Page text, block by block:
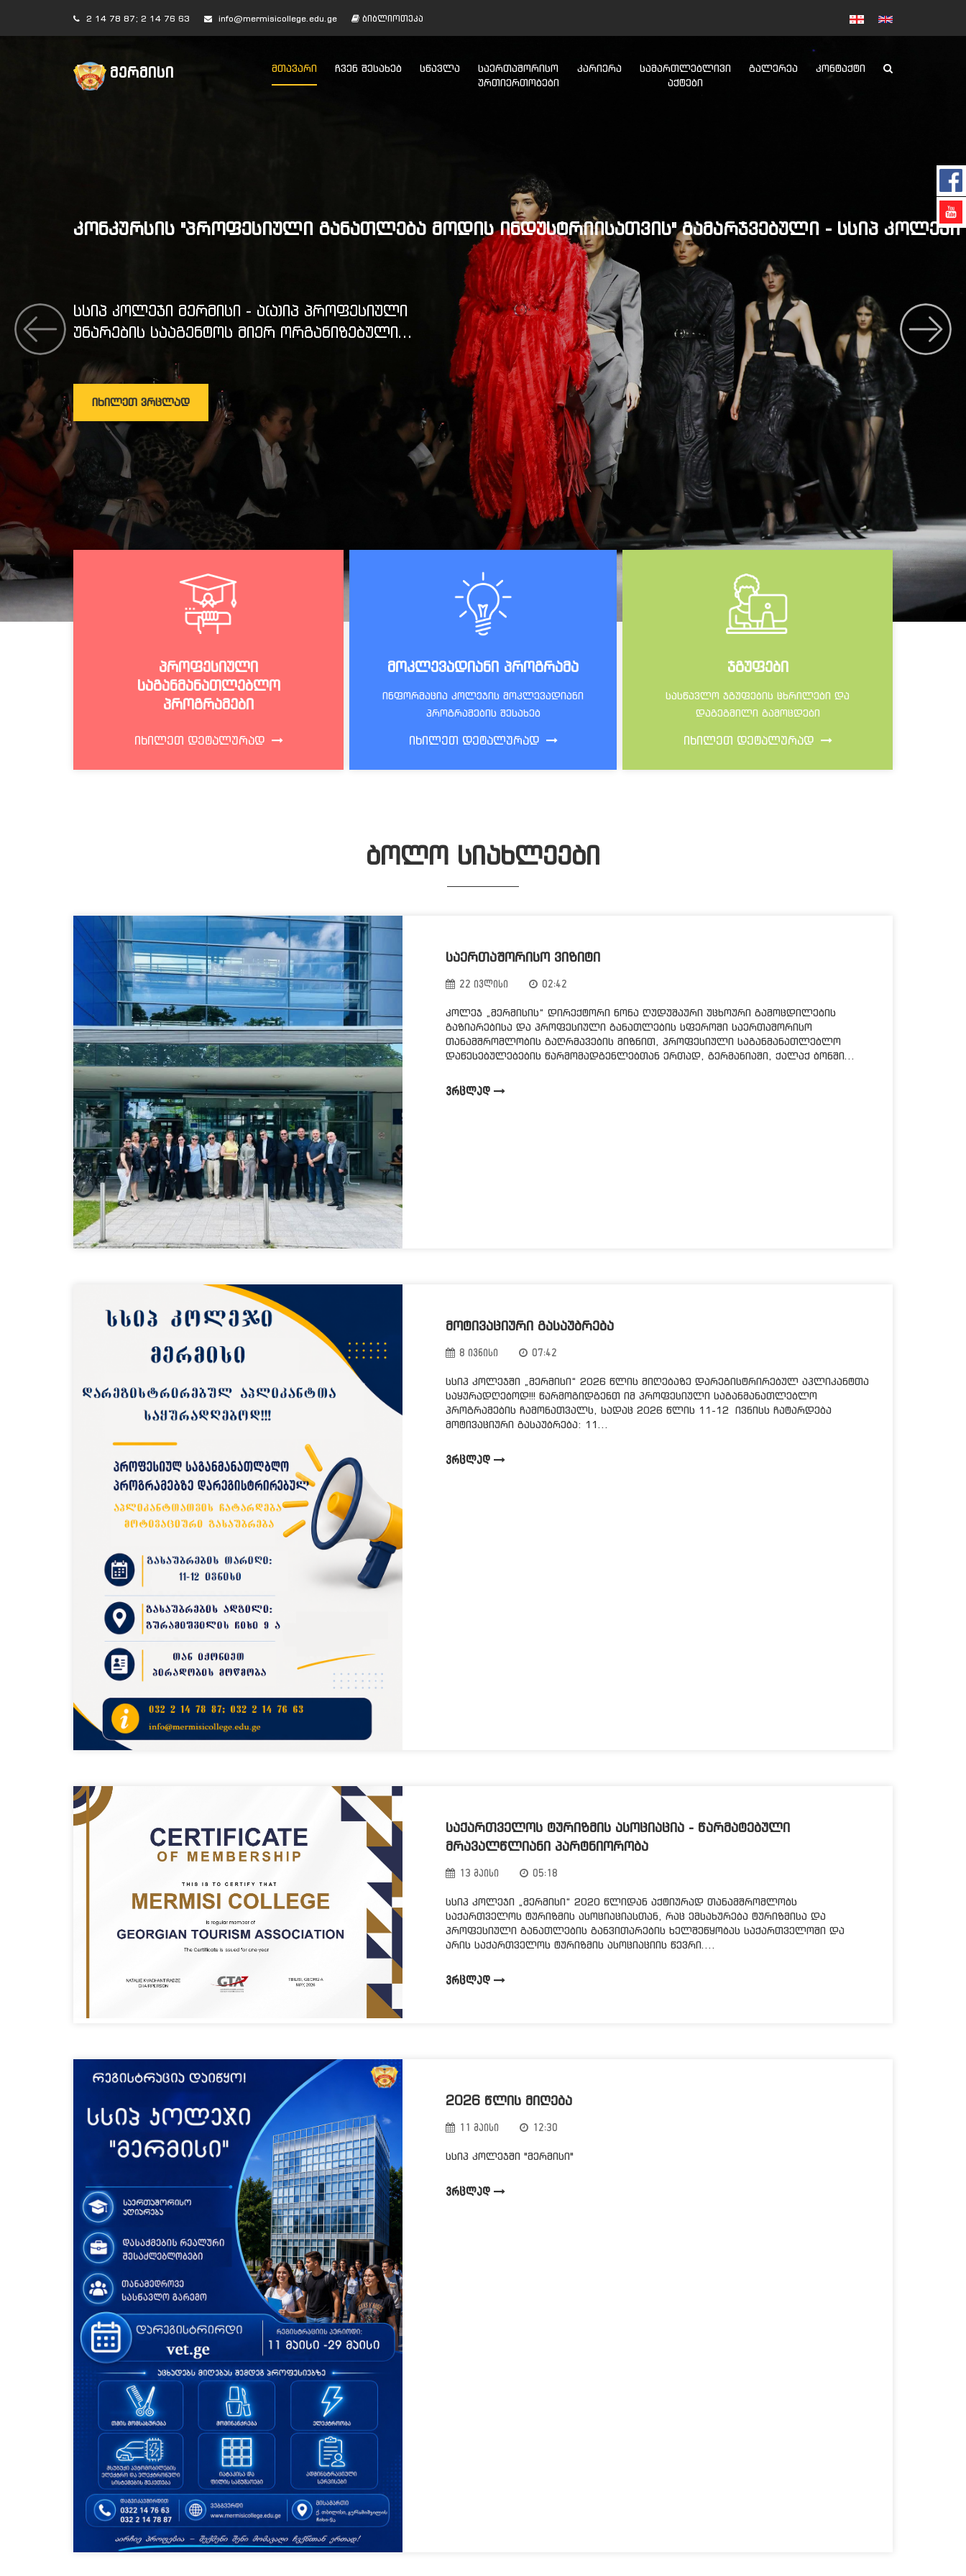
2 14 78 87; 2 14 76 63 info@mermisicollege.edu.ge ბიბლიოთეკა
ᲛᲔᲠᲛᲘᲡᲘ ᲛᲗᲐᲕᲐᲠᲘ ᲩᲕᲔᲜ ᲨᲔᲡᲐᲮᲔᲑ ᲡᲬᲐᲕᲚᲐ
ᲡᲐᲔᲠᲗᲐᲨᲝᲠᲘᲡᲝ
ᲣᲠᲗᲘᲔᲠᲗᲝᲑᲔᲑᲘ
ᲙᲐᲠᲘᲔᲠᲐ
ᲡᲐᲛᲐᲠᲗᲚᲔᲑᲚᲘᲕᲘ
ᲐᲥᲢᲔᲑᲘ
ᲒᲐᲚᲔᲠᲔᲐ ᲙᲝᲜᲢᲐᲥᲢᲘ
ᲙᲝᲜᲙᲣᲠᲡᲘᲡ "ᲞᲠᲝᲤᲔᲡᲘᲣᲚᲘ ᲒᲐᲜᲐᲗᲚᲔᲑᲐ ᲛᲝᲓᲘᲡ ᲘᲜᲓᲣᲡᲢᲠᲘᲘᲡᲐᲗᲕᲘᲡ" ᲒᲐᲛᲐᲠᲯᲕᲔᲑᲣᲚᲘ - ᲡᲡᲘᲞ ᲙᲝᲚᲔᲯᲘ
სსიპ კოლეჯი მერმისი - ა(ა)იპ პროფესიული
უნარების სააგენტოს მიერ ორგანიზებული...
ᲘᲮᲘᲚᲔᲗ ᲕᲠᲪᲚᲐᲓ
ᲞᲠᲝᲤᲔᲡᲘᲣᲚᲘ
ᲡᲐᲒᲐᲜᲛᲐᲜᲐᲗᲚᲔᲑᲚᲝ
ᲞᲠᲝᲒᲠᲐᲛᲔᲑᲘ
ᲘᲮᲘᲚᲔᲗ ᲓᲔᲢᲐᲚᲣᲠᲐᲓ
ᲛᲝᲙᲚᲔᲕᲐᲓᲘᲐᲜᲘ ᲞᲠᲝᲒᲠᲐᲛᲐ
ინფორმაცია კოლეჯის მოკლევადიანი
პროგრამების შესახებ
ᲘᲮᲘᲚᲔᲗ ᲓᲔᲢᲐᲚᲣᲠᲐᲓ
ᲯᲒᲣᲤᲔᲑᲘ
სასწავლო ჯგუფების ცხრილები და
დაგეგმილი გამოცდები
ᲘᲮᲘᲚᲔᲗ ᲓᲔᲢᲐᲚᲣᲠᲐᲓ
ᲑᲝᲚᲝ ᲡᲘᲐᲮᲚᲔᲔᲑᲘ
ᲡᲐᲔᲠᲗᲐᲨᲝᲠᲘᲡᲝ ᲕᲘᲖᲘᲢᲘ
22 ივლისი 02:42
კოლეჯ „მერმისის“ დირექტორი ნონა ღუდუშაური უცხოური გამოცდილების
გაზიარებისა და პროფესიული განათლების სფეროში საერთაშორისო
თანამშრომლობის გაღრმავების მიზნით, პროფესიული საგანმანათლებლო
დაწესებულებების წარმომადგენლებთან ერთად, გერმანიაში, ქალაქ ბონში...
ᲕᲠᲪᲚᲐᲓ
ᲛᲝᲢᲘᲕᲐᲪᲘᲣᲠᲘ ᲒᲐᲡᲐᲣᲑᲠᲔᲑᲐ
8 ივნისი 07:42
სსიპ კოლეჯში „მერმისი“ 2026 წლის მიღებაზე დარეგისტრირებულ აპლიკანტთა
საყურადღებოდ!!! წარმოგიდგენთ იმ პროფესიული საგანმანათლებლო
პროგრამების ჩამონათვალს, სადაც 2026 წლის 11-12 ივნისს ჩატარდება
მოტივაციური გასაუბრება: 11...
ᲕᲠᲪᲚᲐᲓ
ᲡᲐᲥᲐᲠᲗᲕᲔᲚᲝᲡ ᲢᲣᲠᲘᲖᲛᲘᲡ ᲐᲡᲝᲪᲘᲐᲪᲘᲐ - ᲬᲐᲠᲛᲐᲢᲔᲑᲣᲚᲘ
ᲛᲠᲐᲕᲐᲚᲬᲚᲘᲐᲜᲘ ᲞᲐᲠᲢᲜᲘᲝᲠᲝᲑᲐ
13 მაისი 05:18
სსიპ კოლეჯი „მერმისი“ 2020 წლიდან აქტიურად თანამშრომლობს
საქართველოს ტურიზმის ასოციაციასთან, რაც ემსახურება ტურიზმისა და
პროფესიული განათლების განვითარების ხელშეწყობას საქართველოში და
არის საქართველოს ტურიზმის ასოციაციის წევრი....
ᲕᲠᲪᲚᲐᲓ
2026 ᲬᲚᲘᲡ ᲛᲘᲦᲔᲑᲐ
11 მაისი 12:30
სსიპ კოლეჯში "მერმისი"
ᲕᲠᲪᲚᲐᲓ